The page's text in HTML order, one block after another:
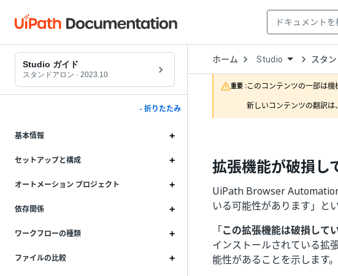
Studio ガイド
スタンドアロン · 2023.10
- 折りたたみ
基本情報
セットアップと構成
オートメーション プロジェクト
依存関係
ワークフローの種類
ファイルの比較
ホーム Open
Dropdown
to
choose
product
Studio スタ
重要 :このコンテンツの一部は
新しいコンテンツの翻訳は
拡張機能が破損し
UiPath Browser
いる可能性があります」と
「この拡張機能は破損して
インストールされている拡
能性があることを示します。